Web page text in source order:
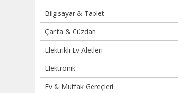
Bilgisayar & Tablet
Çanta & Cüzdan
Elektrikli Ev Aletleri
Elektronik
Ev & Mutfak Gereçleri